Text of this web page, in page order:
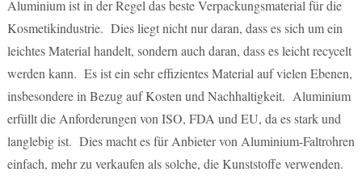
Aluminium ist in der Regel das beste Verpackungsmaterial für die
Kosmetikindustrie. Dies liegt nicht nur daran, dass es sich um ein
leichtes Material handelt, sondern auch daran, dass es leicht recycelt
werden kann. Es ist ein sehr effizientes Material auf vielen Ebenen,
insbesondere in Bezug auf Kosten und Nachhaltigkeit. Aluminium
erfüllt die Anforderungen von ISO, FDA und EU, da es stark und
langlebig ist. Dies macht es für Anbieter von Aluminium-Faltrohren
einfach, mehr zu verkaufen als solche, die Kunststoffe verwenden.